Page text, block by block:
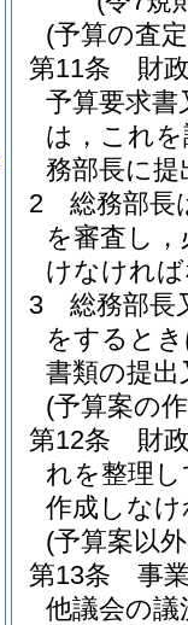
(予算の査
第11条
財
予算要求
は，これ
務部長に
2
総務部長
を審査し
けなけれ
3
総務部長
をすると
書類の提
(予算案の
第12条
財
れを整理
作成しな
(予算案以
第13条
事
他議会の